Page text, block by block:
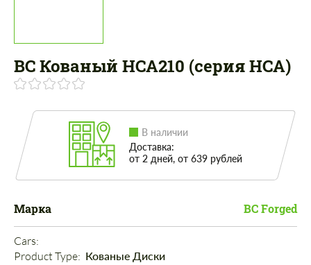
BC Кованый HCA210 (серия HCA)
В наличии
Доставка:
от 2 дней, от 639 рублей
Марка BC Forged
Cars:
Product Type: Кованые Диски